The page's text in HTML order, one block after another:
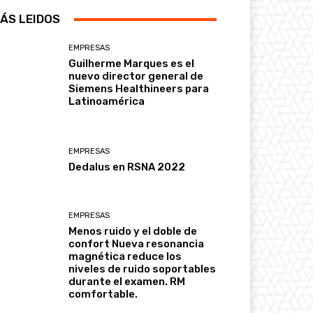
LEIDOS
EMPRESAS
Guilherme Marques es el
nuevo director general de
Siemens Healthineers para
Latinoamérica
EMPRESAS
Dedalus en RSNA 2022
EMPRESAS
Menos ruido y el doble de
confort Nueva resonancia
magnética reduce los
niveles de ruido soportables
durante el examen. RM
comfortable.